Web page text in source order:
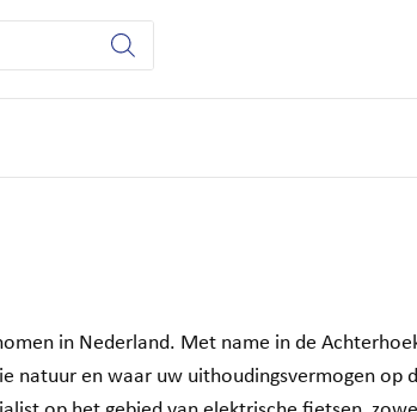
Winkel
in Nederland. Met name in de
natuur en waar uw uithoudingsvermogen op